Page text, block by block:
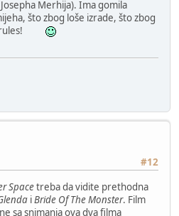
Merhija). Ima gomila
što zbog loše izrade, što zbog
#12
Spacetreba da vidite prethodna
iBride Of The Monster. Film
sa snimanja ova dva filma